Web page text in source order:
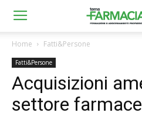
Home Fatti&Persone
Fatti&Persone
Acquisizioni
settore